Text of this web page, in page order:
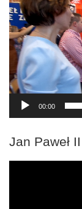
00:00
Jan Paweł